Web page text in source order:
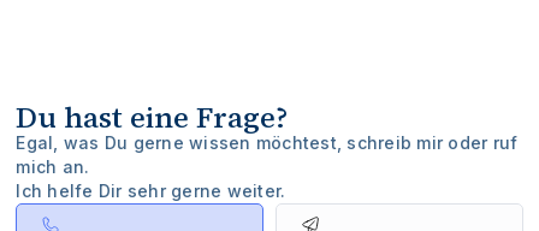
Du hast eine Frage?
Egal, was Du gerne wissen möchtest, schreib mir oder ruf
mich an.
Ich helfe Dir sehr gerne weiter.